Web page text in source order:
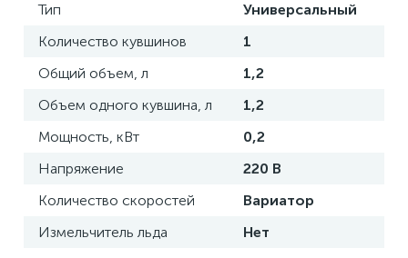
Тип
Универсальный
Количество кувшинов
1
Общий объем, л
1,2
Объем одного кувшина, л
1,2
Мощность, кВт
0,2
Напряжение
220 В
Количество скоростей
Вариатор
Измельчитель льда
Нет